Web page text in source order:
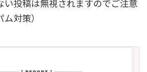
い投稿は無視されますのでご注意
対策）